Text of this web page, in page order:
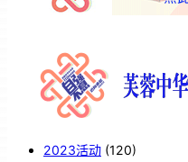
2023活动 (120)